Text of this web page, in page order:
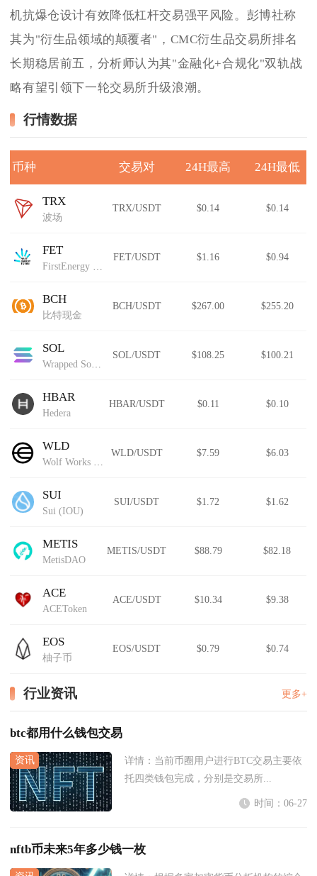
机抗爆仓设计有效降低杠杆交易强平风险。彭博社称
其为"衍生品领域的颠覆者"，CMC衍生品交易所排名
长期稳居前五，分析师认为其"金融化+合规化"双轨战
略有望引领下一轮交易所升级浪潮。
行情数据
币种 交易对 24H最高 24H最低
TRX
波场
TRX/USDT $0.14 $0.14
FET FET/USDT $1.16 $0.94
BCH
比特现金
BCH/USDT $267.00 $255.20
SOL
Wrapped Solana
SOL/USDT $108.25 $100.21
HBAR
Hedera
HBAR/USDT $0.11 $0.10
WLD WLD/USDT $7.59 $6.03
SUI
Sui (IOU)
SUI/USDT $1.72 $1.62
METIS
MetisDAO
METIS/USDT $88.79 $82.18
ACE
ACEToken
ACE/USDT $10.34 $9.38
EOS
柚子币
EOS/USDT $0.79 $0.74
行业资讯 更多+
btc都用什么钱包交易
详情： 当前币圈用户进行BTC交易主要依
托四类钱包完成，分别是交易所...
时间：06-27
nftb币未来5年多少钱一枚